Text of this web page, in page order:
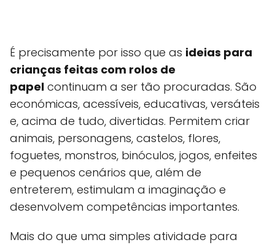
É precisamente por isso que as ideias para
crianças feitas com rolos de
papel continuam a ser tão procuradas. São
económicas, acessíveis, educativas, versáteis
e, acima de tudo, divertidas. Permitem criar
animais, personagens, castelos, flores,
foguetes, monstros, binóculos, jogos, enfeites
e pequenos cenários que, além de
entreterem, estimulam a imaginação e
desenvolvem competências importantes.
Mais do que uma simples atividade para